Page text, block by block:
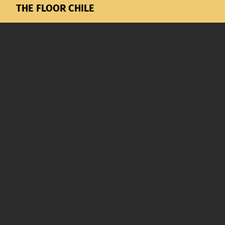
THE FLOOR CHILE